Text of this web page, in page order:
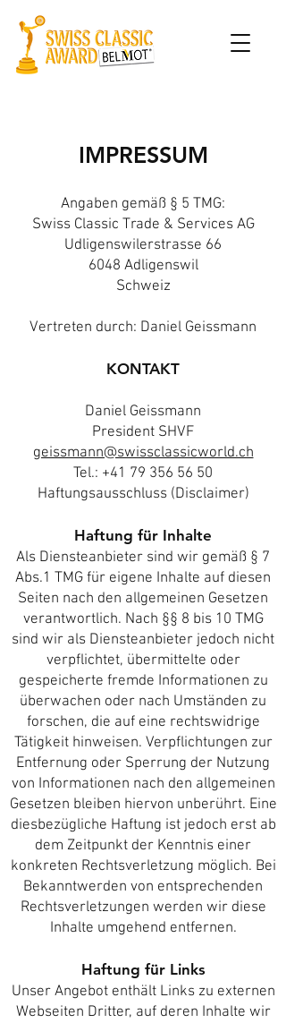
IMPRESSUM
Angaben gemäß § 5 TMG:
Swiss Classic Trade & Services AG
Udligenswilerstrasse 66
6048 Adligenswil
Schweiz
Vertreten durch: Daniel Geissmann
KONTAKT
Daniel Geissmann
President SHVF
geissmann@swissclassicworld.ch
Tel.: +41 79 356 56 50
Haftungsausschluss (Disclaimer)
Haftung für Inhalte
Als Diensteanbieter sind wir gemäß § 7
Abs.1 TMG für eigene Inhalte auf diesen
Seiten nach den allgemeinen Gesetzen
verantwortlich. Nach §§ 8 bis 10 TMG
sind wir als Diensteanbieter jedoch nicht
verpflichtet, übermittelte oder
gespeicherte fremde Informationen zu
überwachen oder nach Umständen zu
forschen, die auf eine rechtswidrige
Tätigkeit hinweisen. Verpflichtungen zur
Entfernung oder Sperrung der Nutzung
von Informationen nach den allgemeinen
Gesetzen bleiben hiervon unberührt. Eine
diesbezügliche Haftung ist jedoch erst ab
dem Zeitpunkt der Kenntnis einer
konkreten Rechtsverletzung möglich. Bei
Bekanntwerden von entsprechenden
Rechtsverletzungen werden wir diese
Inhalte umgehend entfernen.
Haftung für Links
Unser Angebot enthält Links zu externen
Webseiten Dritter, auf deren Inhalte wir